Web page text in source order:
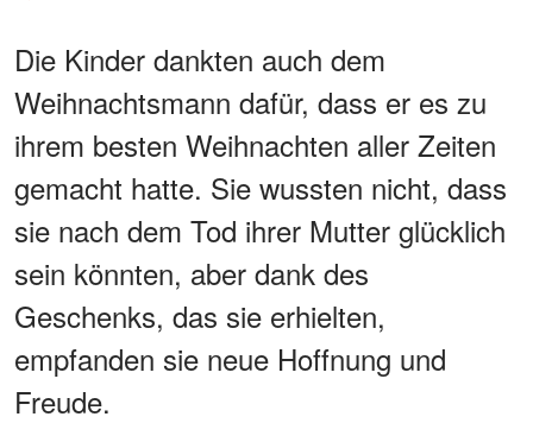
Die Kinder dankten auch dem
Weihnachtsmann dafür, dass er es zu
ihrem besten Weihnachten aller Zeiten
gemacht hatte. Sie wussten nicht, dass
sie nach dem Tod ihrer Mutter glücklich
sein könnten, aber dank des
Geschenks, das sie erhielten,
empfanden sie neue Hoffnung und
Freude.